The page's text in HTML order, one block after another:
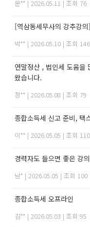
문** | 2026.05.11 | 조회 76
[역삼동세무사의 강추강
박** | 2026.05.10 | 조회 146
연말정산 , 법인세 도움을
왔습니다.
정** | 2026.05.08 | 조회 79
종합소득세 신고 준비, 택
이** | 2026.05.05 | 조회 110
경력자도 들으면 좋은 강
남* | 2026.05.05 | 조회 100
종합소득세 오프라인
김** | 2026.05.03 | 조회 95